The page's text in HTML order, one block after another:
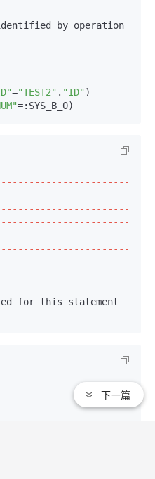
by operation
="TEST2" . "ID" )
下一篇